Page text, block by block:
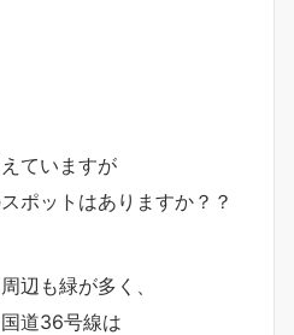
ていますが
ポットはありますか？？
辺も緑が多く、
道36号線は